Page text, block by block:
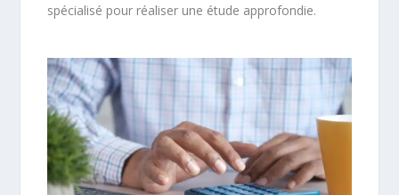
spécialisé pour réaliser une étude approfondie.